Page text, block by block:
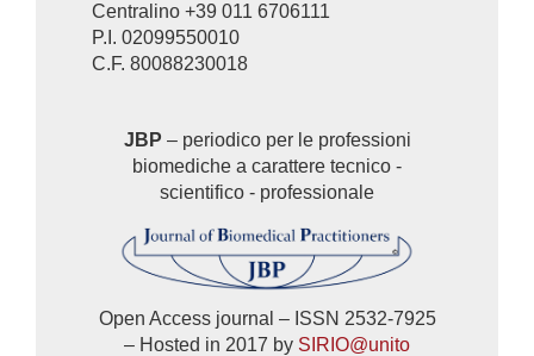
Centralino +39 011 6706111
P.I. 02099550010
C.F. 80088230018
JBP – periodico per le professioni
biomediche a carattere tecnico -
scientifico - professionale
Open Access journal – ISSN 2532-7925
– Hosted in 2017 by SIRIO@unito